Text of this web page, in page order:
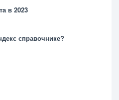
в 2023
справочнике?